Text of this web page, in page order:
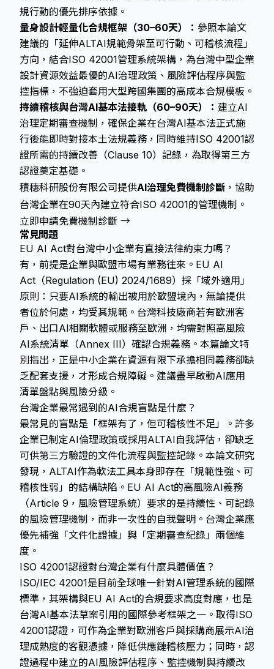
規行動的優先排序依據。
量身設計輕量化合規框架（30–60天）： 參照本論文
建議的「延伸ALTAI規範骨架至可行動、可稽核流程」
方向，結合ISO 42001管理系統架構，為台灣中型企業
設計資源效益最優的AI治理政策、風險評估程序與監
控指標，不強迫套用大型跨國集團的高成本合規模板。
持續稽核與台灣AI基本法接軌（60–90天）： 建立AI
治理定期審查機制，確保企業在台灣AI基本法正式施
行後能即時對接本土法規義務，同時維持ISO 42001認
證所需的持續改善（Clause 10）記錄，為取得第三方
認證奠定基礎。
積穗科研股份有限公司提供AI治理免費機制診斷 ，協助
台灣企業在90天內建立符合ISO 42001的管理機制。
立即申請免費機制診斷 →
常見問題
EU AI Act對台灣中小企業有直接法律約束力嗎？
有，前提是企業與歐盟市場有業務往來。EU AI
Act（Regulation (EU) 2024/1689）採「域外適用」
原則：只要AI系統的輸出被用於歐盟境內，無論提供
者位於何處，均受其規範。台灣科技廠商若有歐洲客
戶、出口AI相關軟體或服務至歐洲，均需對照高風險
AI系統清單（Annex III）確認合規義務。本篇論文特
別指出，正是中小企業在資源有限下承擔相同義務卻缺
乏配套支援，才形成合規障礙。建議盡早啟動AI應用
清單盤點與風險分級。
台灣企業最常遇到的AI合規盲點是什麼？
最常見的盲點是「框架有了，但可稽核性不足」。許多
企業已制定AI倫理政策或採用ALTAI自我評估，卻缺乏
可供第三方驗證的文件化流程與監控記錄。本論文研究
發現，ALTAI作為軟法工具本身即存在「規範性強、可
稽核性弱」的結構缺陷。EU AI Act的高風險AI義務
（Article 9，風險管理系統）要求的是持續性、可記錄
的風險管理機制，而非一次性的自我聲明。台灣企業應
優先補強「文件化證據」與「定期審查紀錄」兩個維
度。
ISO 42001認證對台灣企業有什麼具體價值？
ISO/IEC 42001是目前全球唯一針對AI管理系統的國際
標準，其架構與EU AI Act的合規要求高度對應，也是
台灣AI基本法草案引用的國際參考框架之一。取得ISO
42001認證，可作為企業對歐洲客戶與採購商展示AI治
理成熟度的客觀憑據，降低供應鏈稽核壓力；同時，認
證過程中建立的AI風險評估程序、監控機制與持續改